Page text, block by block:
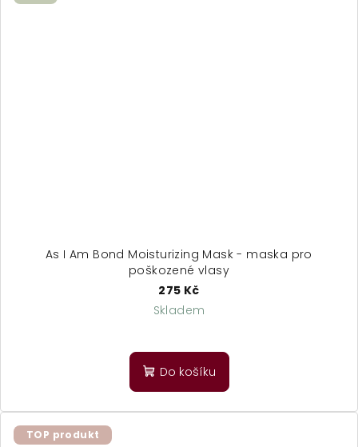
As I Am Bond Moisturizing Mask - maska pro
poškozené vlasy
275 Kč
Skladem
Do košíku
TOP produkt